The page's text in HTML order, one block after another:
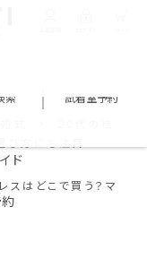
はどこで買う？マ
索 試着室予約
ド